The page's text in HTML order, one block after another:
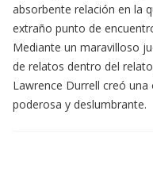
absorbente relación en la
extraño punto de
Mediante un maravilloso
de relatos dentro del
Lawrence Durrell creó
poderosa y deslumbrante.